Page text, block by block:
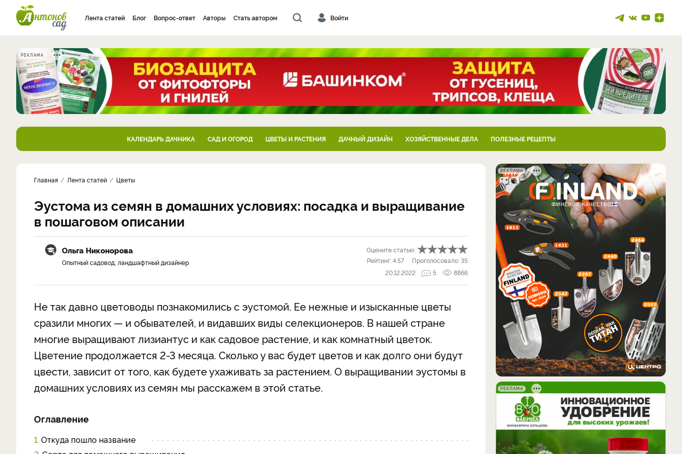
Лента статей Блог Вопрос-ответ Авторы Стать автором Войти
РЕКЛАМА
КАЛЕНДАРЬ ДАЧНИКА САД И ОГОРОД ЦВЕТЫ И РАСТЕНИЯ ДАЧНЫЙ ДИЗАЙН ХОЗЯЙСТВЕННЫЕ ДЕЛА ПОЛЕЗНЫЕ РЕЦЕПТЫ
Главная Лента статей Цветы
Эустома из семян в домашних условиях: посадка и выращивание
в пошаговом описании
Ольга Никонорова
Опытный садовод, ландшафтный дизайнер
Оцените статью:
Рейтинг:4.57 Проголосовало:35
20.12.2022
5 8866
Не так давно цветоводы познакомились с эустомой. Ее нежные и изысканные цветы
сразили многих — и обывателей, и видавших виды селекционеров. В нашей стране
многие выращивают лизиантус и как садовое растение, и как комнатный цветок.
Цветение продолжается 2-3 месяца. Сколько у вас будет цветов и как долго они будут
цвести, зависит от того, как будете ухаживать за растением. О выращивании эустомы в
домашних условиях из семян мы расскажем в этой статье.
Оглавление
1. Откуда пошло название
РЕКЛАМА
РЕКЛАМА